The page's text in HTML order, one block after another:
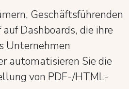
Geschäftsführenden
Dashboards, die ihre
Unternehmen
automatisieren Sie die
von PDF-/HTML-